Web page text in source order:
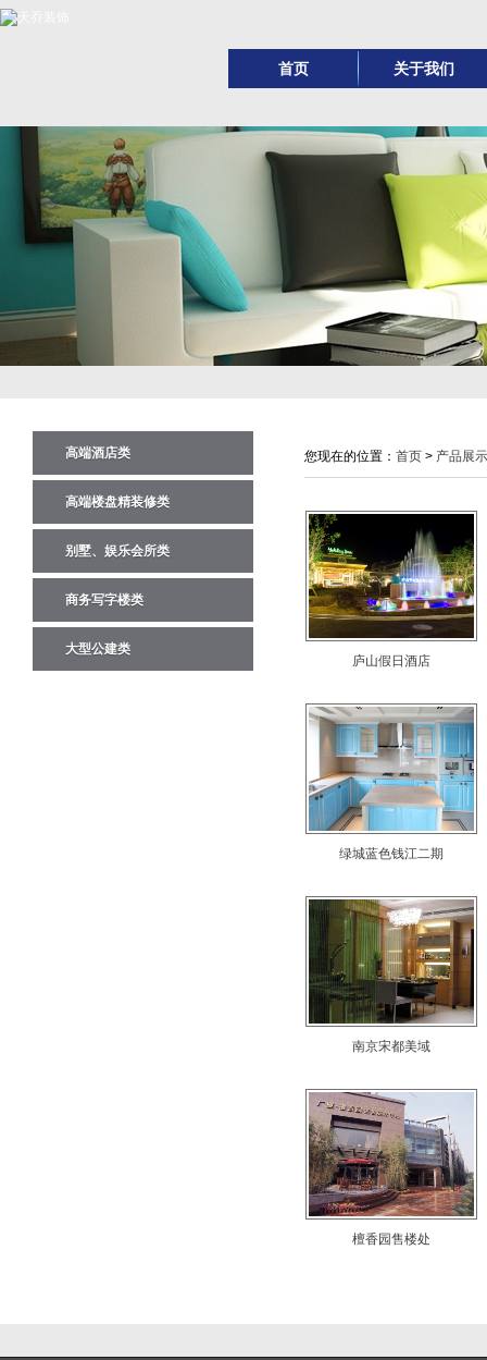
首页 关于我们
天乔文化
天乔精神
高端酒店类
高端楼盘精装修类
别墅、娱乐会所类
商务写字楼类
大型公建类
您现在的位置： 首页 > 产品展示
庐山假日酒店
绿城蓝色钱江二期
南京宋都美域
檀香园售楼处